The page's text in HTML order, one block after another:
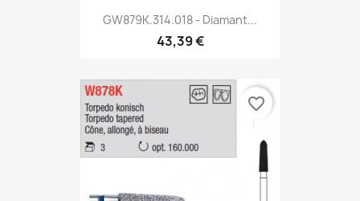
GW879K.314.018 - Diamant...
43,39 €
favorite_border